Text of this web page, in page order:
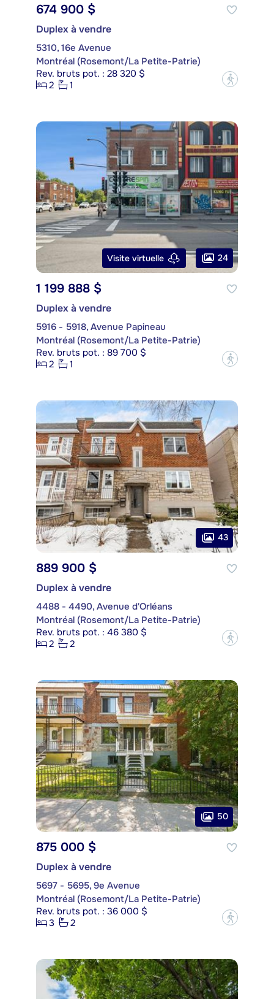
674 900 $
Duplex à vendre
5310, 16e Avenue
Montréal (Rosemont/La Petite-Patrie)
Rev. bruts pot. : 28 320 $
2
1 ?
Visite virtuelle 24
1 199 888 $
Duplex à vendre
5916 - 5918, Avenue Papineau
Montréal (Rosemont/La Petite-Patrie)
Rev. bruts pot. : 89 700 $
2
1 ?
43
889 900 $
Duplex à vendre
4488 - 4490, Avenue d'Orléans
Montréal (Rosemont/La Petite-Patrie)
Rev. bruts pot. : 46 380 $
2
2 ?
50
875 000 $
Duplex à vendre
5697 - 5695, 9e Avenue
Montréal (Rosemont/La Petite-Patrie)
Rev. bruts pot. : 36 000 $
3
2 ?